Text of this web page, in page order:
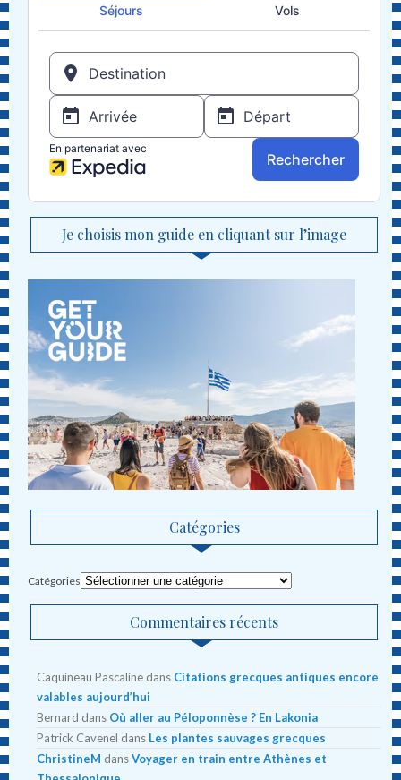
Je choisis mon guide en cliquant sur l’image
Catégories
Catégories
Commentaires récents
Caquineau Pascaline dans Citations grecques antiques encore
valables aujourd’hui
Bernard dans Où aller au Péloponnèse ? En Lakonia
Patrick Cavenel dans Les plantes sauvages grecques
ChristineM dansVoyager en train entre Athènes et